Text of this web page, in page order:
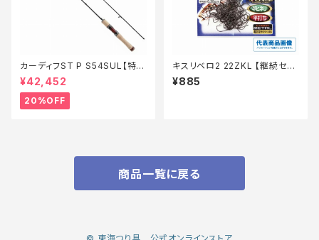
カーディフST P S54SUL【特価
ロッド】【20】
¥42,452
20%OFF
キスリベロ2 22ZKL 【継続セー
ル_仕掛】
¥885
商品一覧に戻る